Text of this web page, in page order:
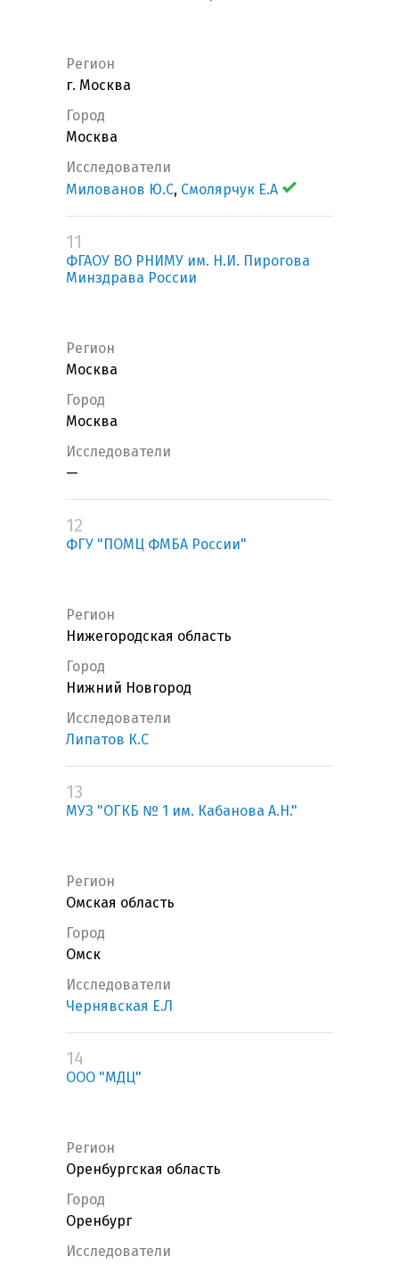
Регион
г. Москва
Город
Москва
Исследователи
Милованов Ю.С, Смолярчук Е.А
11
ФГАОУ ВО РНИМУ им. Н.И. Пирогова
Минздрава России
Регион
Москва
Город
Москва
Исследователи
—
12
ФГУ "ПОМЦ ФМБА России"
Регион
Нижегородская область
Город
Нижний Новгород
Исследователи
Липатов К.С
13
МУЗ "ОГКБ № 1 им. Кабанова А.Н."
Регион
Омская область
Город
Омск
Исследователи
Чернявская Е.Л
14
ООО "МДЦ"
Регион
Оренбургская область
Город
Оренбург
Исследователи